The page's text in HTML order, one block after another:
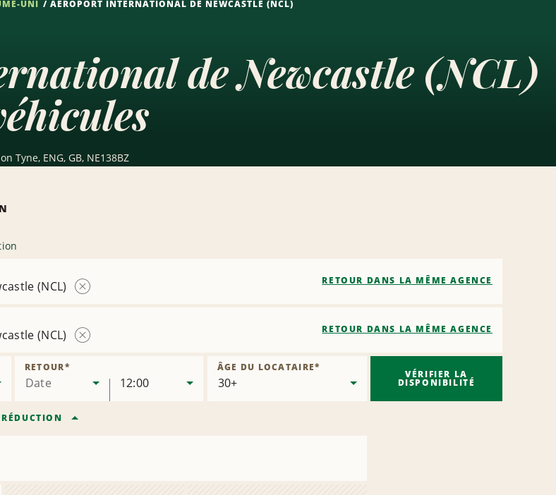
UNI AÉROPORT INTERNATIONAL DE NEWCASTLE (NCL)
de Newcastle (NCL)
Tyne, ENG, GB, NE138BZ
(NCL)
RETOUR DANS LA MÊME AGENCE
(NCL)
RETOUR DANS LA MÊME AGENCE
Date
RETOUR*
12:00
ÂGE DU LOCATAIRE*
VÉRIFIER LA
DISPONIBILITÉ